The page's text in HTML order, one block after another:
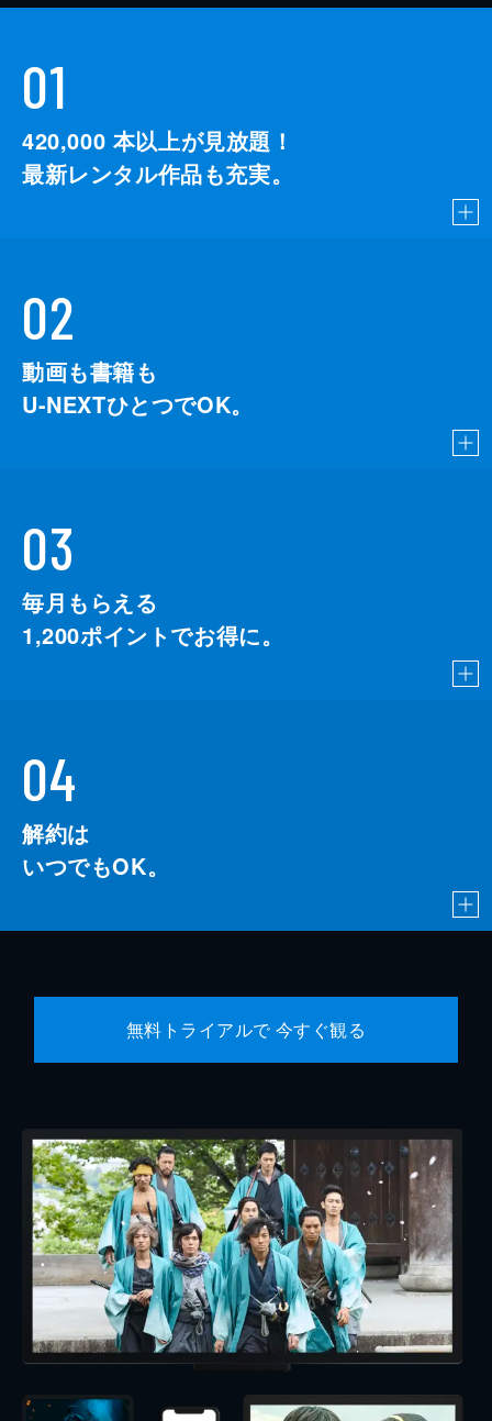
01
420,000 本以上が見放題！
最新レンタル作品も充実。
02
動画も書籍も
U-NEXTひとつでOK。
03
毎月もらえる
1,200ポイントでお得に。
04
解約は
いつでもOK。
無料トライアルで 今すぐ観る